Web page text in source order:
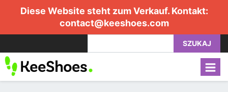
Diese Website steht zum Verkauf. Kontakt:
contact@keeshoes.com
SZUKAJ